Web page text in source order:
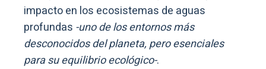
impacto en los ecosistemas de aguas
profundas -uno de los entornos más
desconocidos del planeta, pero esenciales
para su equilibrio ecológico-.